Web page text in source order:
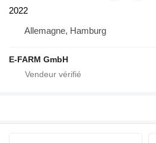
2022
Allemagne, Hamburg
E-FARM GmbH